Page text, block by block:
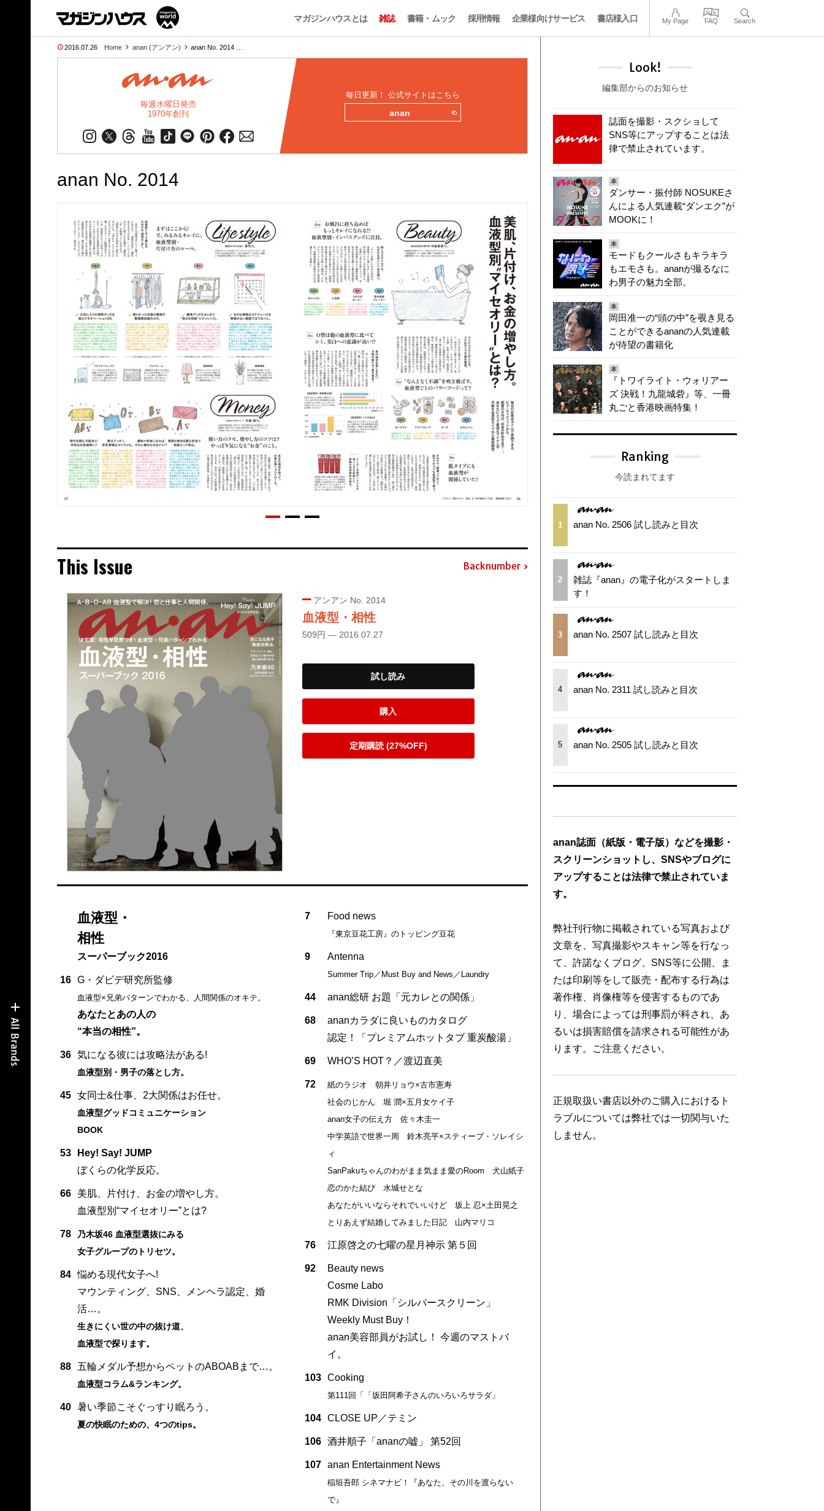
マガジンハウスとは 雑誌 書籍・ムック 採用情報 企業様向けサービス 書店様入口 My Page FAQ Search
2016.07.26 Home anan (アンアン) anan No. 2014 …
毎週水曜日発売
1970年創刊
毎日更新！ 公式サイトはこちら
anan
anan No. 2014
This Issue Backnumber
アンアン No. 2014
血液型・相性
509円 — 2016.07.27
試し読み
購入
定期購読 (27%OFF)
血液型・
相性
スーパーブック2016
16 G・ダビデ研究所監修
血液型×兄弟パターンでわかる、人間関係のオキテ。
あなたとあの人の
“本当の相性”。
36 気になる彼には攻略法がある!
血液型別・男子の落とし方。
45 女同士&仕事、2大関係はお任せ。
血液型グッドコミュニケーション
BOOK
53
Hey! Say! JUMP
ぼくらの化学反応。
66
美肌、片付け、お金の増やし方。
血液型別“マイセオリー”とは?
78
乃木坂46 血液型選抜にみる
女子グループのトリセツ。
84 悩める現代女子へ!
マウンティング、SNS、メンヘラ認定、婚
活…。
生きにくい世の中の抜け道、
血液型で探ります。
88 五輪メダル予想からペットのABOABまで…。
血液型コラム&ランキング。
40 暑い季節こそぐっすり眠ろう。
夏の快眠のための、4つのtips。
7 Food news
『東京豆花工房』のトッピング豆花
9 Antenna
Summer Trip／Must Buy and News／Laundry
44 anan総研 お題「元カレとの関係」
68
ananカラダに良いものカタログ
認定！「プレミアムホットタブ 重炭酸湯」
69 WHO’S HOT？／渡辺直美
72
紙のラジオ 朝井リョウ×古市憲寿
社会のじかん 堀 潤×五月女ケイ子
anan女子の伝え方 佐々木圭一
中学英語で世界一周 鈴木亮平×スティーブ・ソレイシ
ィ
SanPakuちゃんのわがまま気まま愛のRoom 犬山紙子
恋のかた結び 水城せとな
あなたがいいならそれでいいけど 坂上 忍×土田晃之
とりあえず結婚してみました日記 山内マリコ
76 江原啓之の七曜の星月神示 第５回
92
Beauty news
Cosme Labo
RMK Division「シルバースクリーン」
Weekly Must Buy！
anan美容部員がお試し！ 今週のマストバ
イ。
103 Cooking
第111回「「坂田阿希子さんのいろいろサラダ」
104 CLOSE UP／テミン
106 酒井順子「ananの嘘」 第52回
107 anan Entertainment News
稲垣吾郎 シネマナビ！『あなた、その川を渡らない
で』
Look!
編集部からのお知らせ
誌面を撮影・スクショして
SNS等にアップすることは法
律で禁止されています。
本
ダンサー・振付師 NOSUKEさ
んによる人気連載“ダンエク”が
MOOKに！
本
モードもクールさもキラキラ
もエモさも。ananが撮るなに
わ男子の魅力全部。
本
岡田准一の“頭の中”を覗き見る
ことができるananの人気連載
が待望の書籍化
本
『トワイライト・ウォリアー
ズ 決戦！九龍城砦』等、一冊
丸ごと香港映画特集！
Ranking
今読まれてます
1 anan No. 2506 試し読みと目次
2
雑誌『anan』の電子化がスタートしま
す！
3 anan No. 2507 試し読みと目次
4 anan No. 2311 試し読みと目次
5 anan No. 2505 試し読みと目次
anan誌面（紙版・電子版）などを撮影・
スクリーンショットし、SNSやブログに
アップすることは法律で禁止されていま
す。
弊社刊行物に掲載されている写真および
文章を、写真撮影やスキャン等を行なっ
て、許諾なくブログ、SNS等に公開、ま
たは印刷等をして販売・配布する行為は
著作権、肖像権等を侵害するものであ
り、場合によっては刑事罰が科され、あ
るいは損害賠償を請求される可能性があ
ります。ご注意ください。
正規取扱い書店以外のご購入におけるト
ラブルについては弊社では一切関与いた
しません。